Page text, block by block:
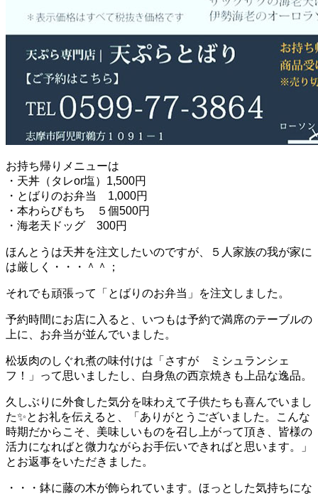
お持ち帰りメニューは
・天丼（タレor塩）1,500円
・とばりのお弁当 1,000円
・本わらびもち ５個500円
・海老天ドッグ 300円
ほんとうは天丼を注文したいのですが、５人家族の我が家に
は厳しく・・・＾＾；
それでも頑張って「とばりのお弁当」を注文しました。
予約時間にお店に入ると、いつもは予約で満席のテーブルの
上に、お弁当が並んでいました。
松坂肉のしぐれ煮の味付けは「さすが ミシュランシェ
フ！」って思いましたし、白身魚の西京焼きも上品な逸品。
久しぶりに外食した気分を味わえて子供たちも喜んでいまし
た✨とお礼を伝えると、「ありがとうございました。こんな
時期だからこそ、美味しいものを召し上がって頂き、皆様の
活力になればと微力ながらお手伝いできればと思います。」
とお返事をいただきました。
・・・鉢に藤の木が飾られています。ほっとした気持ちにな